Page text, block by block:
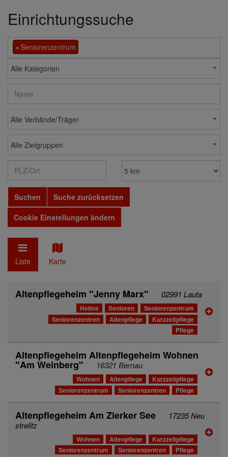
Einrichtungssuche
× Seniorenzentrum
Alle Kategorien
Alle Verbände/Träger
Alle Zielgruppen
Suchen
Suche zurücksetzen
Cookie Einstellungen ändern
Liste Karte
Altenpflegeheim "Jenny Marx" 02991 Lauta
Heime Senioren
Seniorenzentrum
Seniorenzentren
Altenpflege
Kurzzeitpflege
Pflege
Altenpflegeheim Altenpflegeheim Wohnen
"Am Weinberg" 16321 Bernau
Wohnen Altenpflege
Kurzzeitpflege
Seniorenzentrum
Seniorenzentren Pflege
Altenpflegeheim Am Zierker See
17235 Neu
strelitz
Wohnen Altenpflege
Kurzzeitpflege
Seniorenzentrum
Seniorenzentren Pflege